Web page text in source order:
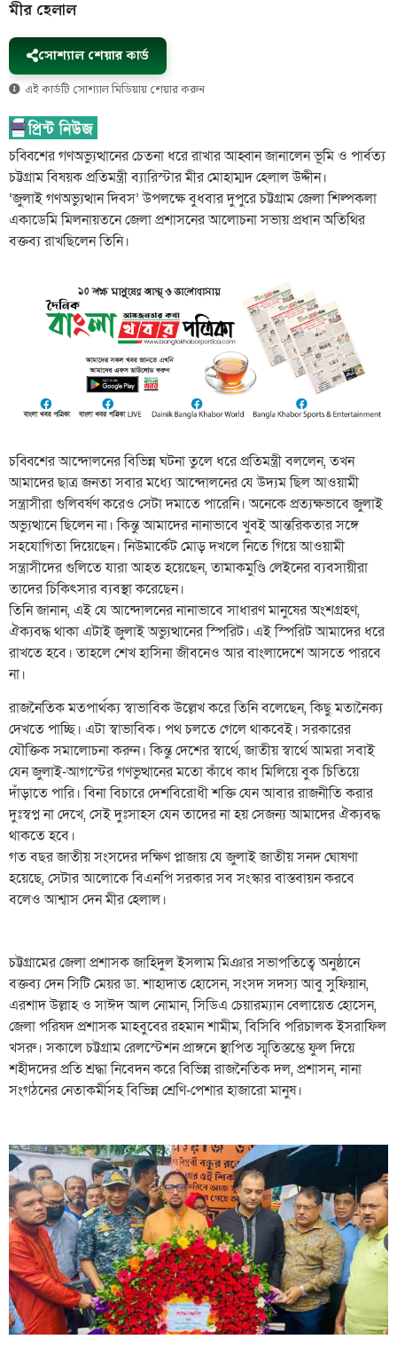
মীর হেলাল
সোশ্যাল শেয়ার কার্ড
এই কার্ডটি সোশ্যাল মিডিয়ায় শেয়ার করুন
চব্বিশের গণঅভ্যুত্থানের চেতনা ধরে রাখার আহ্বান জানালেন ভূমি ও পার্বত্য
চট্টগ্রাম বিষয়ক প্রতিমন্ত্রী ব্যারিস্টার মীর মোহাম্মদ হেলাল উদ্দীন।
‘জুলাই গণঅভ্যুত্থান দিবস’ উপলক্ষে বুধবার দুপুরে চট্টগ্রাম জেলা শিল্পকলা
একাডেমি মিলনায়তনে জেলা প্রশাসনের আলোচনা সভায় প্রধান অতিথির
বক্তব্য রাখছিলেন তিনি।
চব্বিশের আন্দোলনের বিভিন্ন ঘটনা তুলে ধরে প্রতিমন্ত্রী বললেন, তখন
আমাদের ছাত্র জনতা সবার মধ্যে আন্দোলনের যে উদ্যম ছিল আওয়ামী
সন্ত্রাসীরা গুলিবর্ষণ করেও সেটা দমাতে পারেনি। অনেকে প্রত্যক্ষভাবে জুলাই
অভ্যুত্থানে ছিলেন না। কিন্তু আমাদের নানাভাবে খুবই আন্তরিকতার সঙ্গে
সহযোগিতা দিয়েছেন। নিউমার্কেট মোড় দখলে নিতে গিয়ে আওয়ামী
সন্ত্রাসীদের গুলিতে যারা আহত হয়েছেন, তামাকমুণ্ডি লেইনের ব্যবসায়ীরা
তাদের চিকিৎসার ব্যবস্থা করেছেন।
তিনি জানান, এই যে আন্দোলনের নানাভাবে সাধারণ মানুষের অংশগ্রহণ,
ঐক্যবদ্ধ থাকা এটাই জুলাই অভ্যুত্থানের স্পিরিট। এই স্পিরিট আমাদের ধরে
রাখতে হবে। তাহলে শেখ হাসিনা জীবনেও আর বাংলাদেশে আসতে পারবে
না।
রাজনৈতিক মতপার্থক্য স্বাভাবিক উল্লেখ করে তিনি বলেছেন, কিছু মতানৈক্য
দেখতে পাচ্ছি। এটা স্বাভাবিক। পথ চলতে গেলে থাকবেই। সরকারের
যৌক্তিক সমালোচনা করুন। কিন্তু দেশের স্বার্থে, জাতীয় স্বার্থে আমরা সবাই
যেন জুলাই-আগস্টের গণভুত্থানের মতো কাঁধে কাধ মিলিয়ে বুক চিতিয়ে
দাঁড়াতে পারি। বিনা বিচারে দেশবিরোধী শক্তি যেন আবার রাজনীতি করার
দুঃস্বপ্ন না দেখে, সেই দুঃসাহস যেন তাদের না হয় সেজন্য আমাদের ঐক্যবদ্ধ
থাকতে হবে।
গত বছর জাতীয় সংসদের দক্ষিণ প্লাজায় যে জুলাই জাতীয় সনদ ঘোষণা
হয়েছে, সেটার আলোকে বিএনপি সরকার সব সংস্কার বাস্তবায়ন করবে
বলেও আশ্বাস দেন মীর হেলাল।
চট্টগ্রামের জেলা প্রশাসক জাহিদুল ইসলাম মিঞার সভাপতিত্বে অনুষ্ঠানে
বক্তব্য দেন সিটি মেয়র ডা. শাহাদাত হোসেন, সংসদ সদস্য আবু সুফিয়ান,
এরশাদ উল্লাহ ও সাঈদ আল নোমান, সিডিএ চেয়ারম্যান বেলায়েত হোসেন,
জেলা পরিষদ প্রশাসক মাহবুবের রহমান শামীম, বিসিবি পরিচালক ইসরাফিল
খসরু। সকালে চট্টগ্রাম রেলস্টেশন প্রাঙ্গনে স্থাপিত স্মৃতিস্তম্ভে ফুল দিয়ে
শহীদদের প্রতি শ্রদ্ধা নিবেদন করে বিভিন্ন রাজনৈতিক দল, প্রশাসন, নানা
সংগঠনের নেতাকর্মীসহ বিভিন্ন শ্রেণি-পেশার হাজারো মানুষ।